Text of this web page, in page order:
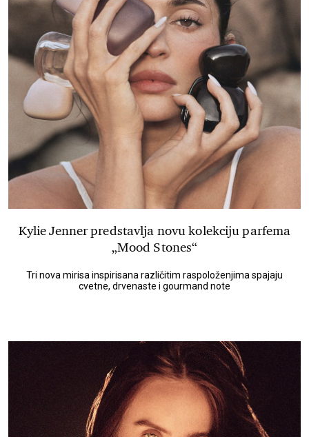
Kylie Jenner predstavlja novu kolekciju parfema
„Mood Stones“
Tri nova mirisa inspirisana različitim raspoloženjima spajaju
cvetne, drvenaste i gourmand note